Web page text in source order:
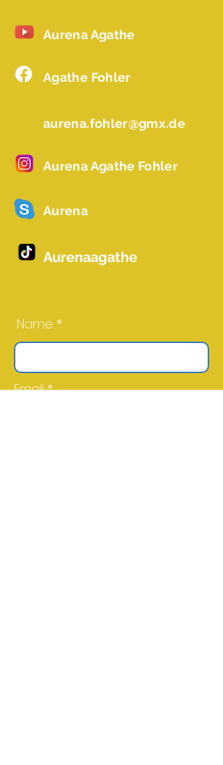
Aurena Agathe
Agathe Fohler
aurena.fohler@gmx.de
Aurena Agathe Fohler
Aurena
Aurenaagathe
Name *
Email *